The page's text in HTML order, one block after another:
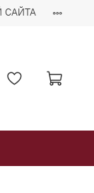
САЙТА